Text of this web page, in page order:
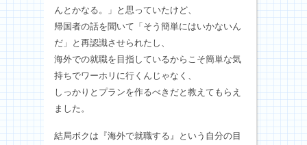
んとかなる。」と思っていたけど、
帰国者の話を聞いて「そう簡単にはいかないん
だ」と再認識させられたし、
海外での就職を目指しているからこそ簡単な気
持ちでワーホリに行くんじゃなく、
しっかりとプランを作るべきだと教えてもらえ
ました。
結局ボクは『海外で就職する』という自分の目